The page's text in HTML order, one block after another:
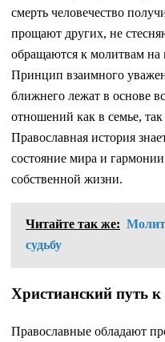
смерть человечество
прощают других, не
обращаются к молитвам
Принцип взаимного
ближнего лежат в основе
отношений как в семье,
Православная история
состояние мира и
собственной жизни.
Читайте так же:
судьбу
Христианский путь к
Православные обладают